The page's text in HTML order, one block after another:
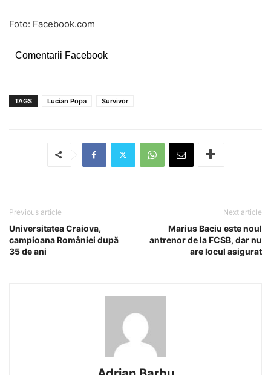
Foto: Facebook.com
Comentarii Facebook
TAGS Lucian Popa Survivor
Previous article
Universitatea Craiova,
campioana României după
35 de ani
Next article
Marius Baciu este noul
antrenor de la FCSB, dar nu
are locul asigurat